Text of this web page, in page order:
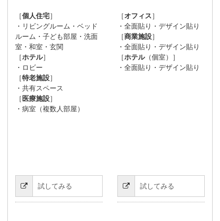
［個人住宅］
・リビングルーム・ベッド
ルーム・子ども部屋・洗面
室・和室・玄関
［ホテル］
・ロビー
［特老施設］
・共有スペース
［医療施設］
・病室（複数人部屋）
試してみる
［オフィス］
・全面貼り・デザイン貼り
［商業施設］
・全面貼り・デザイン貼り
［ホテル（個室）］
・全面貼り・デザイン貼り
試してみる